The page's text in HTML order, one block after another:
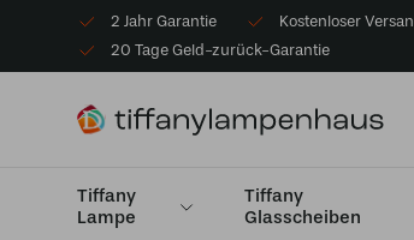
2 Jahr Garantie
Kostenloser
20 Tage Geld-zurück-Garantie
Tiffany
Lampe
Tiffany
Glasscheiben
Startseite Lose Lampenfüße und